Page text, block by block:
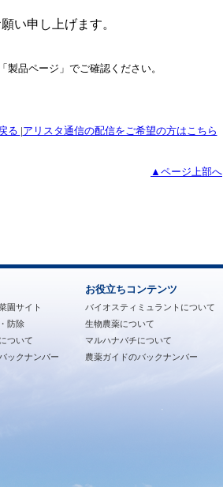
い申し上げます。
品ページ」でご確認ください。
る |アリスタ通信の配信をご希望の方はこちら
▲ページ上部へ
園サイト
防除
ついて
ックナンバー
お役立ちコンテンツ
バイオスティミュラントについて
生物農薬について
マルハナバチについて
農薬ガイドのバックナンバー